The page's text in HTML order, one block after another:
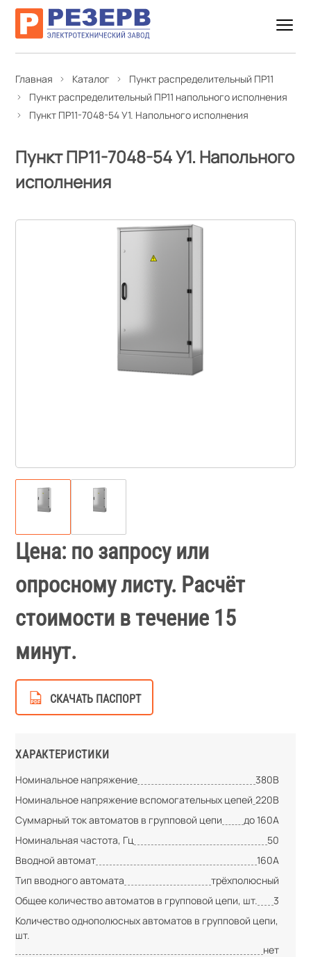
Главная Каталог
Пункт распределительный ПР11
Пункт распределительный ПР11 напольного исполнения
Пункт ПР11-7048-54 У1. Напольного исполнения
Пункт ПР11-7048-54 У1. Напольного
исполнения
Цена: по запросу или
опросному листу. Расчёт
стоимости в течение 15
минут.
СКАЧАТЬ ПАСПОРТ
ХАРАКТЕРИСТИКИ
Номинальное напряжение
380В
Номинальное напряжение вспомогательных цепей 220В
Суммарный ток автоматов в групповой цепи
до 160А
Номинальная частота, Гц
50
Вводной автомат
160А
Тип вводного автомата
трёхполюсный
Общее количество автоматов в групповой цепи, шт.
3
Количество однополюсных автоматов в групповой цепи,
шт.
нет